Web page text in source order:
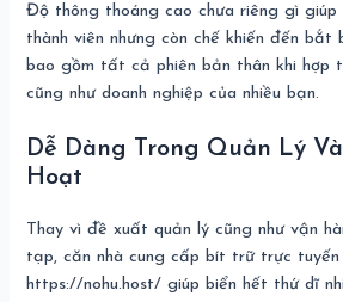
Độ thông thoáng cao chưa riêng gì giúp
thành viên nhưng còn chế khiến đến bắt
bao gồm tất cả phiên bản thân khi hợp
cũng như doanh nghiệp của nhiều bạn.
Dễ Dàng Trong Quản Lý
Hoạt
Thay vì đề xuất quản lý cũng như vận
tạp, căn nhà cung cấp bít trữ trực tuyến
https://nohu.host/ giúp biển hết thứ dĩ